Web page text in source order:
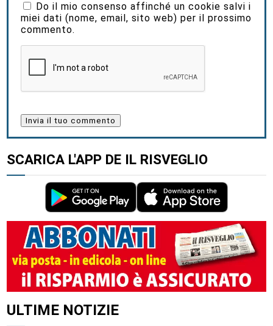
Do il mio consenso affinché un cookie salvi i
miei dati (nome, email, sito web) per il prossimo
commento.
SCARICA L'APP DE IL RISVEGLIO
ALTRI ARTICOLI DI QUESTO AUTORE